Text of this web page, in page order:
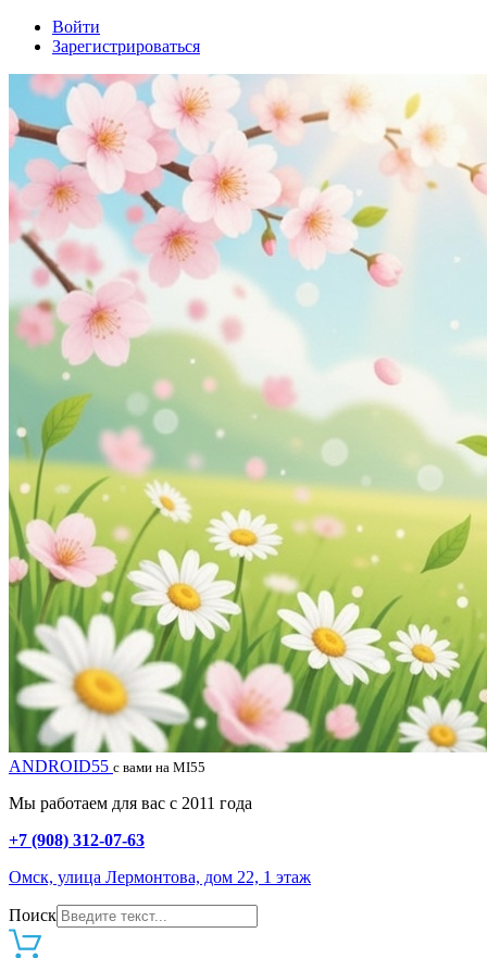
Войти
Зарегистрироваться
ANDROID55 с вами на MI55
Мы работаем для вас с 2011 года
+7 (908) 312-07-63
Омск, улица Лермонтова, дом 22, 1 этаж
Поиск